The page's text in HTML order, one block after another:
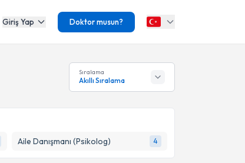
Giriş Yap Doktor musun?
Sıralama
Akıllı Sıralama
Aile Danışmanı (Psikolog) 4